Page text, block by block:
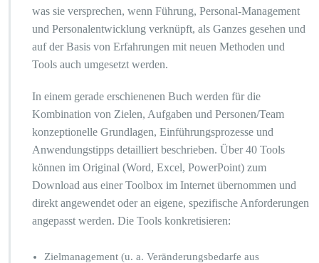
was sie versprechen, wenn Führung, Personal-Management
und Personalentwicklung verknüpft, als Ganzes gesehen und
auf der Basis von Erfahrungen mit neuen Methoden und
Tools auch umgesetzt werden.
In einem gerade erschienenen Buch werden für die
Kombination von Zielen, Aufgaben und Personen/Team
konzeptionelle Grundlagen, Einführungsprozesse und
Anwendungstipps detailliert beschrieben. Über 40 Tools
können im Original (Word, Excel, PowerPoint) zum
Download aus einer Toolbox im Internet übernommen und
direkt angewendet oder an eigene, spezifische Anforderungen
angepasst werden. Die Tools konkretisieren:
Zielmanagement (u. a. Veränderungsbedarfe aus